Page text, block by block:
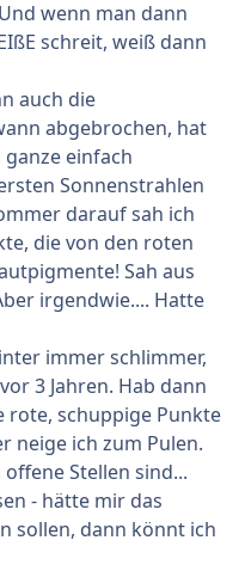
wenn man dann
schreit, weiß dann
auch die
abgebrochen, hat
einfach
Sonnenstrahlen
darauf sah ich
die von den roten
Sah aus
irgendwie.... Hatte
immer schlimmer,
3 Jahren. Hab dann
rote, schuppige Punkte
neige ich zum Pulen.
Stellen sind...
- hätte mir das
sollen, dann könnt ich